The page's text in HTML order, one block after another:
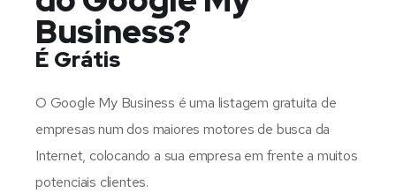
Business?
É Grátis
O Google My Business é uma listagem gratuita de
empresas num dos maiores motores de busca da
Internet, colocando a sua empresa em frente a muitos
potenciais clientes.